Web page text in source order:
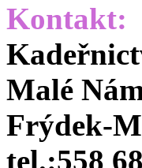
Kontakt:
Malé
Frýdek-
tel.:558